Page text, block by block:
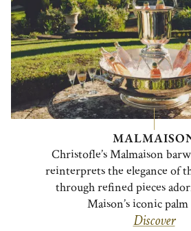
Christofle’s Malmaison
reinterprets the elegance of
through refined pieces
Maison’s iconic
Discover